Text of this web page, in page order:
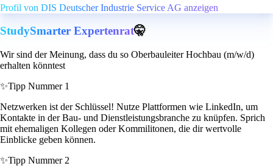
Profil von DIS Deutscher Industrie Service AG anzeigen
StudySmarter Expertenrat🤫
Wir sind der Meinung, dass du so Oberbauleiter Hochbau (m/w/d)
erhalten könntest
✨Tipp Nummer 1
Netzwerken ist der Schlüssel! Nutze Plattformen wie LinkedIn, um
Kontakte in der Bau- und Dienstleistungsbranche zu knüpfen. Sprich
mit ehemaligen Kollegen oder Kommilitonen, die dir wertvolle
Einblicke geben können.
✨Tipp Nummer 2